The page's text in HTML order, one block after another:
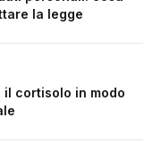
la legge
il cortisolo in modo